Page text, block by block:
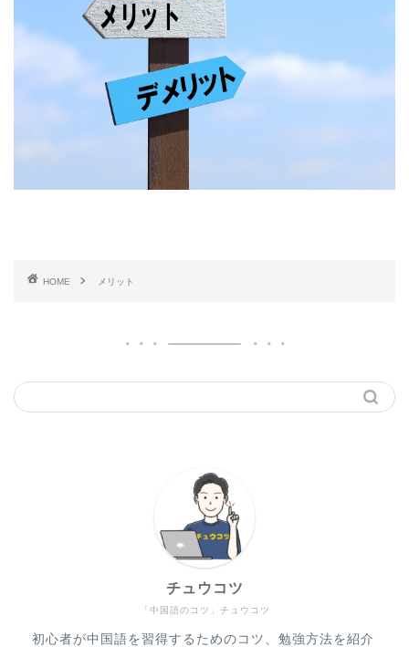
HOME メリット
「中国語のコツ」チュウコツ
チュウコツ
初心者が中国語を習得するためのコツ、勉強方法を紹介